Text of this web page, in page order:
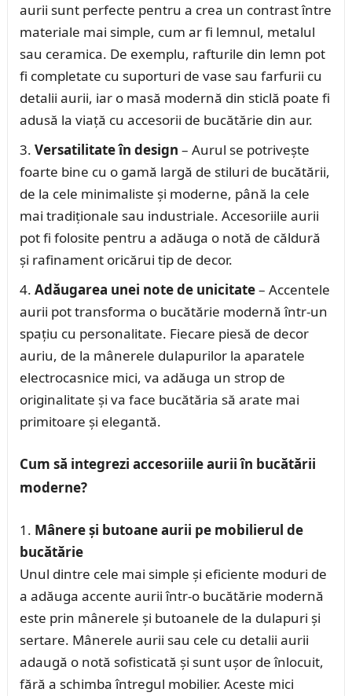
aurii sunt perfecte pentru a crea un contrast între
materiale mai simple, cum ar fi lemnul, metalul
sau ceramica. De exemplu, rafturile din lemn pot
fi completate cu suporturi de vase sau farfurii cu
detalii aurii, iar o masă modernă din sticlă poate fi
adusă la viață cu accesorii de bucătărie din aur.
Versatilitate în design – Aurul se potrivește
foarte bine cu o gamă largă de stiluri de bucătării,
de la cele minimaliste și moderne, până la cele
mai tradiționale sau industriale. Accesoriile aurii
pot fi folosite pentru a adăuga o notă de căldură
și rafinament oricărui tip de decor.
Adăugarea unei note de unicitate– Accentele
aurii pot transforma o bucătărie modernă într-un
spațiu cu personalitate. Fiecare piesă de decor
auriu, de la mânerele dulapurilor la aparatele
electrocasnice mici, va adăuga un strop de
originalitate și va face bucătăria să arate mai
primitoare și elegantă.
Cum să integrezi accesoriile aurii în bucătării
moderne?
Mânere și butoane aurii pe mobilierul de
bucătărie
Unul dintre cele mai simple și eficiente moduri de
a adăuga accente aurii într-o bucătărie modernă
este prin mânerele și butoanele de la dulapuri și
sertare. Mânerele aurii sau cele cu detalii aurii
adaugă o notă sofisticată și sunt ușor de înlocuit,
fără a schimba întregul mobilier. Aceste mici